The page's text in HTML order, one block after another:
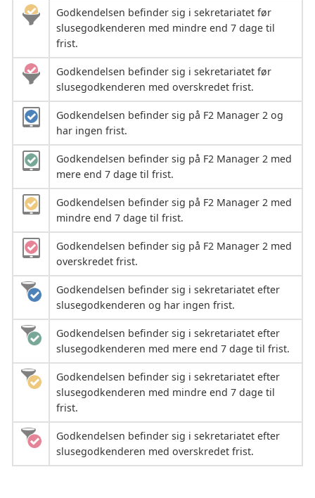
Godkendelsen befinder sig i sekretariatet før
slusegodkenderen med mindre end 7 dage til
frist.
Godkendelsen befinder sig i sekretariatet før
slusegodkenderen med overskredet frist.
Godkendelsen befinder sig på F2 Manager 2 og
har ingen frist.
Godkendelsen befinder sig på F2 Manager 2 med
mere end 7 dage til frist.
Godkendelsen befinder sig på F2 Manager 2 med
mindre end 7 dage til frist.
Godkendelsen befinder sig på F2 Manager 2 med
overskredet frist.
Godkendelsen befinder sig i sekretariatet efter
slusegodkenderen og har ingen frist.
Godkendelsen befinder sig i sekretariatet efter
slusegodkenderen med mere end 7 dage til frist.
Godkendelsen befinder sig i sekretariatet efter
slusegodkenderen med mindre end 7 dage til
frist.
Godkendelsen befinder sig i sekretariatet efter
slusegodkenderen med overskredet frist.